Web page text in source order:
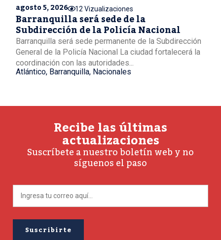
agosto 5, 2026 12 Vizualizaciones
Barranquilla será sede de la
Subdirección de la Policía Nacional
Barranquilla será sede permanente de la Subdirección
General de la Policía Nacional La ciudad fortalecerá la
coordinación con las autoridades...
Atlántico, Barranquilla, Nacionales
Recibe las últimas
actualizaciones
Suscríbete a nuestro boletín web y no
síguenos el paso